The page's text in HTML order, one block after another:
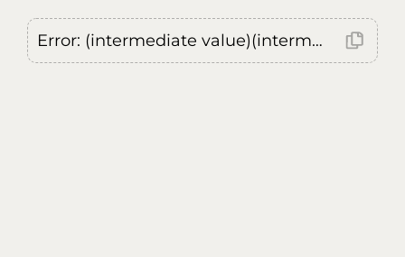
Error: (intermediate value)(intermediate value)(intermediate value).replaceAll is not a function